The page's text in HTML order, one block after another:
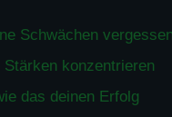
Schwächen
Stärken konzentrieren
das deinen Erfolg